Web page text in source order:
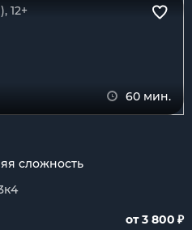
12+
60 мин.
сложность
от 3 800 ₽